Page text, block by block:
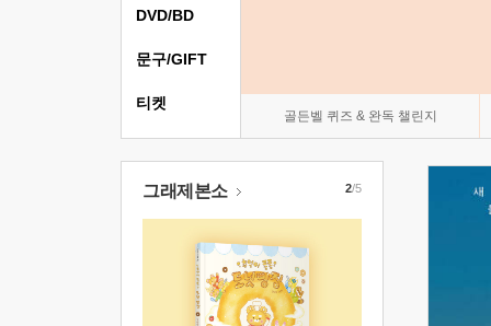
골든벨 퀴즈 & 완독 챌린지
DVD/BD
문구/GIFT
티켓
그래제본소 2/5